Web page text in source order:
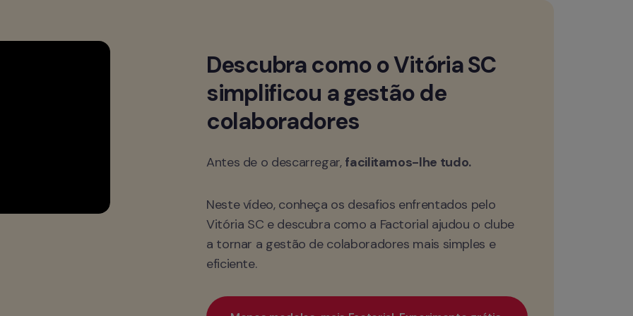
Descubra como o Vitória SC
simplificou a gestão de
colaboradores
Antes de o descarregar, facilitamos-lhe tudo.
Neste vídeo, conheça os desafios enfrentados pelo
Vitória SC e descubra como a Factorial ajudou o clube
a tornar a gestão de colaboradores mais simples e
eficiente.